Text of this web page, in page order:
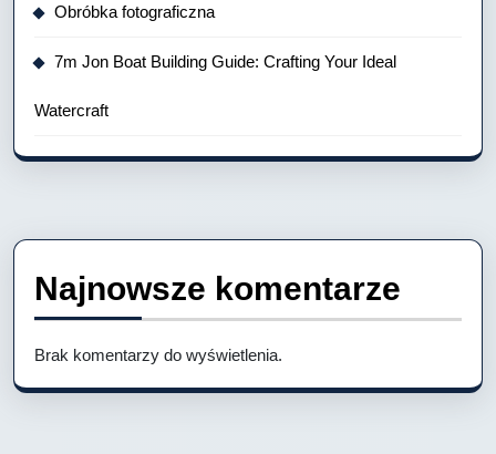
Obróbka fotograficzna
7m Jon Boat Building Guide: Crafting Your Ideal
Watercraft
Najnowsze komentarze
Brak komentarzy do wyświetlenia.